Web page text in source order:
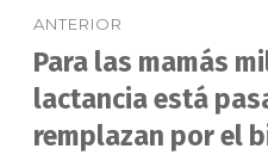
de
entradas
ANTERIOR
Entrada
anterior:
Para las mamás
lactancia está
remplazan por el